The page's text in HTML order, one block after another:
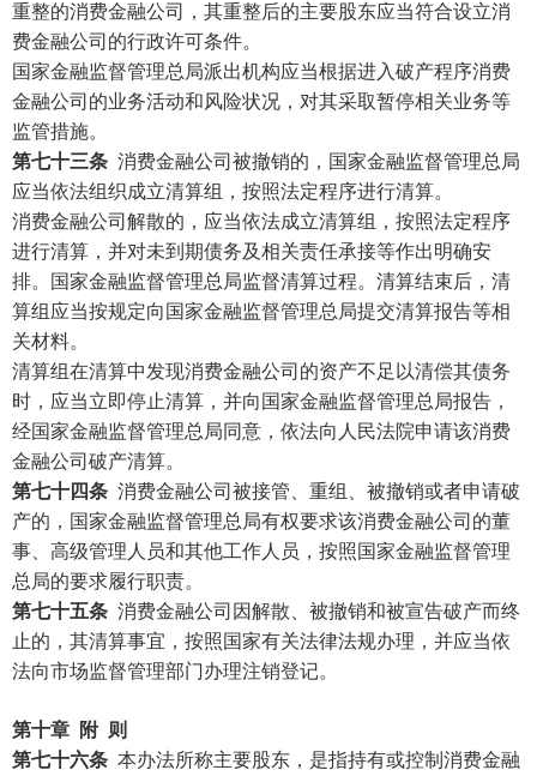
重整的消费金融公司，其重整后的主要股东应当符合设立消
费金融公司的行政许可条件。
国家金融监督管理总局派出机构应当根据进入破产程序消费
金融公司的业务活动和风险状况，对其采取暂停相关业务等
监管措施。
第七十三条 消费金融公司被撤销的，国家金融监督管理总局
应当依法组织成立清算组，按照法定程序进行清算。
消费金融公司解散的，应当依法成立清算组，按照法定程序
进行清算，并对未到期债务及相关责任承接等作出明确安
排。国家金融监督管理总局监督清算过程。清算结束后，清
算组应当按规定向国家金融监督管理总局提交清算报告等相
关材料。
清算组在清算中发现消费金融公司的资产不足以清偿其债务
时，应当立即停止清算，并向国家金融监督管理总局报告，
经国家金融监督管理总局同意，依法向人民法院申请该消费
金融公司破产清算。
第七十四条 消费金融公司被接管、重组、被撤销或者申请破
产的，国家金融监督管理总局有权要求该消费金融公司的董
事、高级管理人员和其他工作人员，按照国家金融监督管理
总局的要求履行职责。
第七十五条 消费金融公司因解散、被撤销和被宣告破产而终
止的，其清算事宜，按照国家有关法律法规办理，并应当依
法向市场监督管理部门办理注销登记。
第十章 附 则
第七十六条 本办法所称主要股东，是指持有或控制消费金融